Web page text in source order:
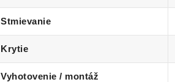
Stmievanie
Krytie
Vyhotovenie / montáž